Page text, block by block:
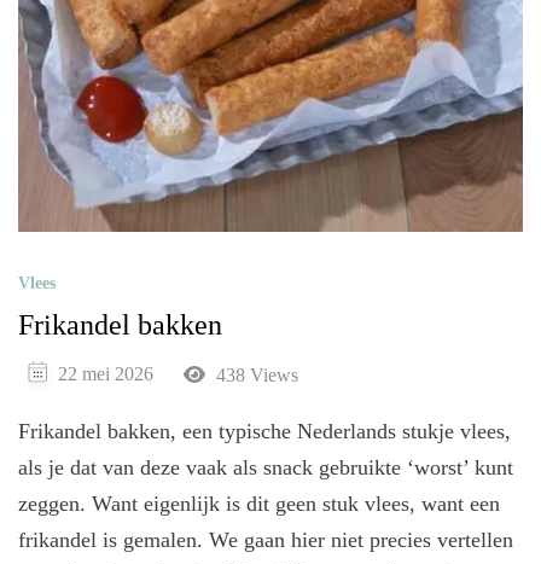
Vlees
Frikandel bakken
22 mei 2026 438 Views
Frikandel bakken, een typische Nederlands stukje vlees,
als je dat van deze vaak als snack gebruikte ‘worst’ kunt
zeggen. Want eigenlijk is dit geen stuk vlees, want een
frikandel is gemalen. We gaan hier niet precies vertellen